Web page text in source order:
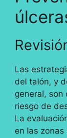
Las
del talón, y
general, son
riesgo de
La
en las